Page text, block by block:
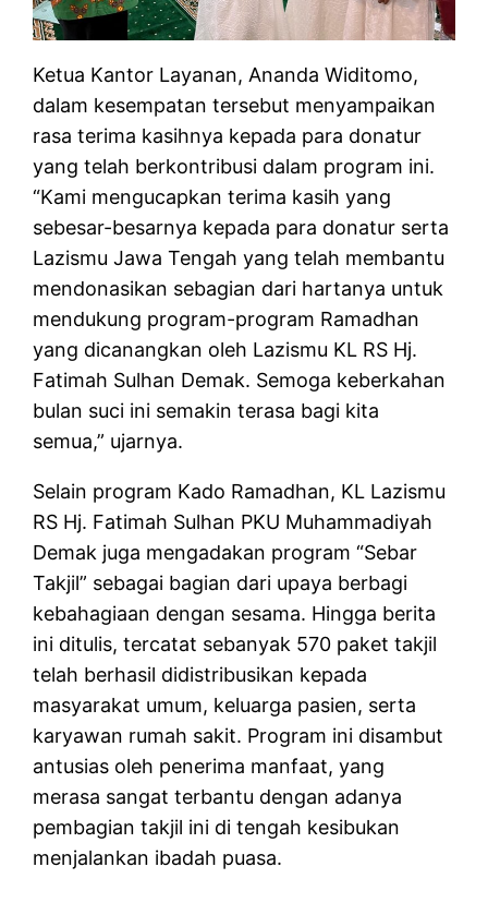
Ketua Kantor Layanan, Ananda Widitomo,
dalam kesempatan tersebut menyampaikan
rasa terima kasihnya kepada para donatur
yang telah berkontribusi dalam program ini.
“Kami mengucapkan terima kasih yang
sebesar-besarnya kepada para donatur serta
Lazismu Jawa Tengah yang telah membantu
mendonasikan sebagian dari hartanya untuk
mendukung program-program Ramadhan
yang dicanangkan oleh Lazismu KL RS Hj.
Fatimah Sulhan Demak. Semoga keberkahan
bulan suci ini semakin terasa bagi kita
semua,” ujarnya.
Selain program Kado Ramadhan, KL Lazismu
RS Hj. Fatimah Sulhan PKU Muhammadiyah
Demak juga mengadakan program “Sebar
Takjil” sebagai bagian dari upaya berbagi
kebahagiaan dengan sesama. Hingga berita
ini ditulis, tercatat sebanyak 570 paket takjil
telah berhasil didistribusikan kepada
masyarakat umum, keluarga pasien, serta
karyawan rumah sakit. Program ini disambut
antusias oleh penerima manfaat, yang
merasa sangat terbantu dengan adanya
pembagian takjil ini di tengah kesibukan
menjalankan ibadah puasa.